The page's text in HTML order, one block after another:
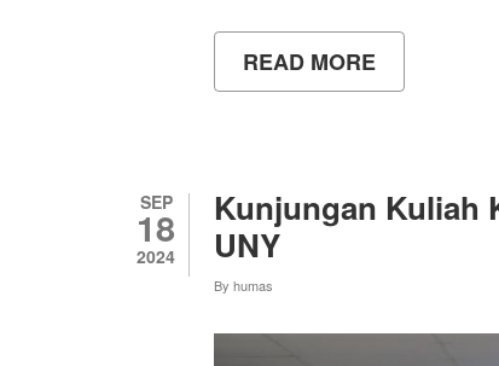
READ MORE
PENUTUPAN
UMUM
SEP
18
2024
Kunjungan Kuliah
UNY
By humas